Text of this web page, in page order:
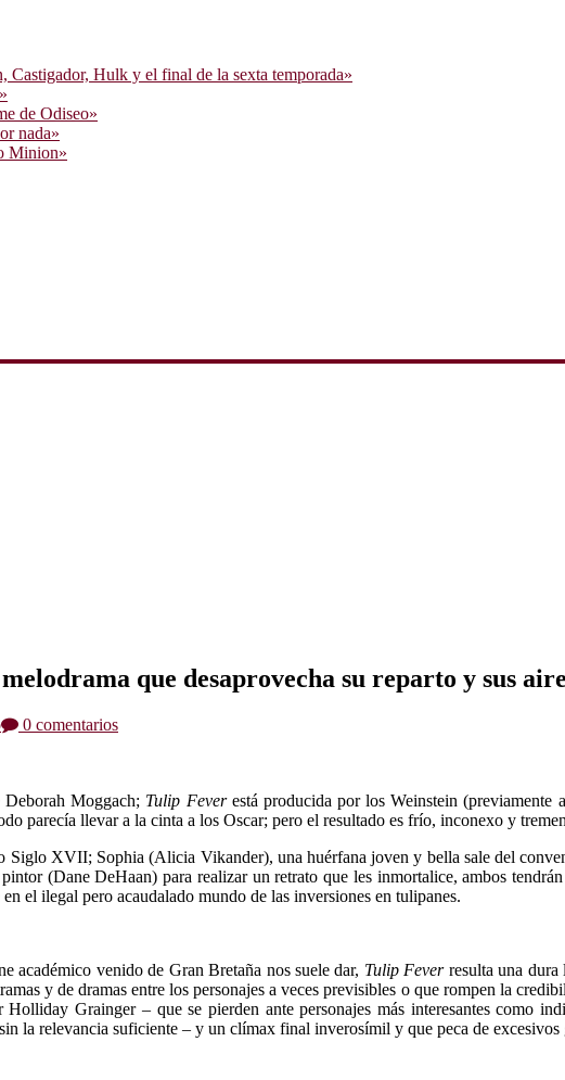
Castigador, Hulk y el final de la sexta temporada»
de Odiseo»
nada»
Minion»
que desaprovecha su reparto y sus
0 comentarios
Deborah Moggach; Tulip Fever está producida por los Weinstein (previamente
parecía llevar a la cinta a los Oscar; pero el resultado es frío, inconexo y
Siglo XVII; Sophia (Alicia Vikander), una huérfana joven y bella sale del
(Dane DeHaan) para realizar un retrato que les inmortalice, ambos
el ilegal pero acaudalado mundo de las inversiones en tulipanes.
académico venido de Gran Bretaña nos suele dar, Tulip Fever resulta una dura
y de dramas entre los personajes a veces previsibles o que rompen la
Grainger – que se pierden ante personajes más interesantes como
la relevancia suficiente – y un clímax final inverosímil y que peca de